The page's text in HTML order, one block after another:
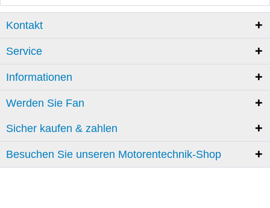
Kontakt
Service
Informationen
Werden Sie Fan
Sicher kaufen & zahlen
Besuchen Sie unseren Motorentechnik-Shop